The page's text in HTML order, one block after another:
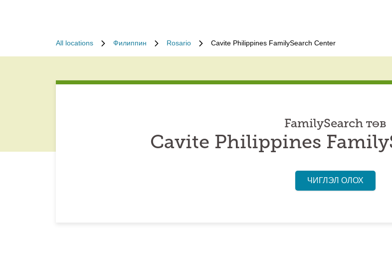
All locations Филиппин Rosario Cavite Philippines FamilySearch Center
FamilySearch төв
Cavite Philippines
ЧИГЛЭЛ ОЛОХ